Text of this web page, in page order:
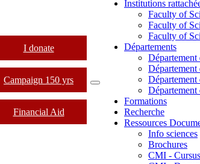
I donate
Campaign 150 yrs
Financial Aid
Institutions
Faculty of
Faculty of
Faculty of
Départements
Département
Département
Département
Département
Formations
Recherche
Ressources
Info sciences
Brochures
CMI -